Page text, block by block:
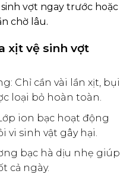
vợt ngay trước hoặc
chờ lâu.
xịt vệ sinh vợt
Chỉ cần vài lần xịt, bụi
loại bỏ hoàn toàn.
ion bạc hoạt động
vi sinh vật gây hại.
bạc hà dịu nhẹ giúp
cả ngày.